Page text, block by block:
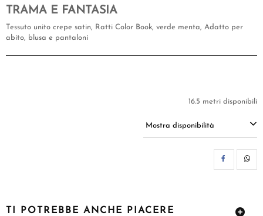
TRAMA E FANTASIA
Tessuto unito crepe satin, Ratti Color Book, verde menta, Adatto per
abito, blusa e pantaloni
16.5 metri disponibili
Mostra disponibilità
TI POTREBBE ANCHE PIACERE